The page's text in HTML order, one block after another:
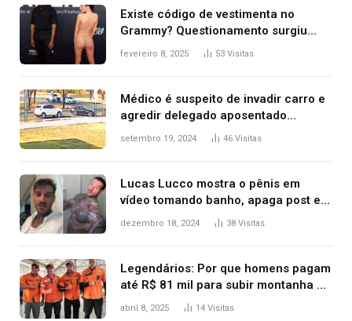
Existe código de vestimenta no
Grammy? Questionamento surgiu
após Bianca Censori, mulher de
fevereiro 8, 2025 53 Visitas
Médico é suspeito de invadir carro e
agredir delegado aposentado
durante confusão no trânsito
setembro 19, 2024 46 Visitas
Lucas Lucco mostra o pênis em
vídeo tomando banho, apaga post e
diz ‘foi mal’
dezembro 18, 2024 38 Visitas
Legendários: Por que homens pagam
até R$ 81 mil para subir montanha e
melhorar casamento?
abril 8, 2025 14 Visitas